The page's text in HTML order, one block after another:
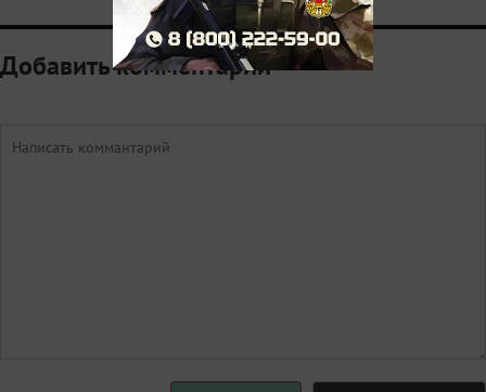
Добавить комментарий